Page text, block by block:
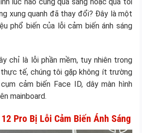
xung quanh đã thay đổi? Đây là một
phổ biến của lỗi cảm biến ánh sáng
chỉ là lỗi phần mềm, tuy nhiên trong
tế, chúng tôi gặp không ít trường
cảm biến Face ID, dây màn hình
mainboard.
Pro Bị Lỗi Cảm Biến Ánh Sáng